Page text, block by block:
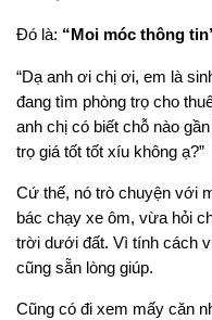
Đó là: “Moi móc thông
“Dạ anh ơi chị ơi, em là
đang tìm phòng trọ cho
anh chị có biết chỗ nào
trọ giá tốt tốt xíu không ạ?”
Cứ thế, nó trò chuyện với
bác chạy xe ôm, vừa hỏi
trời dưới đất. Vì tính cách
cũng sẵn lòng giúp.
Cũng có đi xem mấy căn